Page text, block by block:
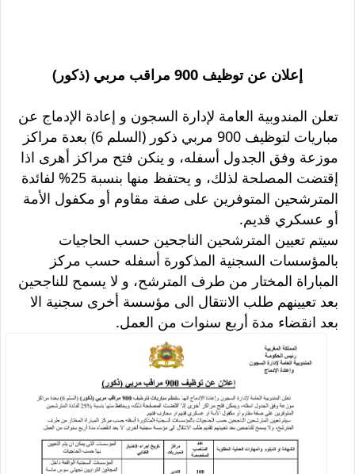
إعلان عن توظيف 900 مراقب مربي (ذكور)
تعلن المندوبية العامة لإدارة السجون و إعادة الإدماج عن
مباريات لتوظيف 900 مربي ذكور (السلم 6) بعدة مراكز
موزعة وفق الجدول أسفله، و ينكن فتح مراكز أهرى اذا
إقتضت المصلحة لذلك، و يحتفظ منها بنسبة 25% لفائدة
المترشحين المتوفرين على صفة مقاوم أو مكفول الأمة
أو عسكري قديم.
سيتم تعيين المترشحين الناجحين حسب الحاجيات
بالمؤسسات السجنية المذكورة أسفله حسب مركز
المباراة المختار من طرف المترشح، و لا يسمح للناجحين
بعد تعيينهم طلب الانتقال الى مؤسسة أخرى سجنية الا
بعد انقضاء مدة أربع سنوات من العمل.